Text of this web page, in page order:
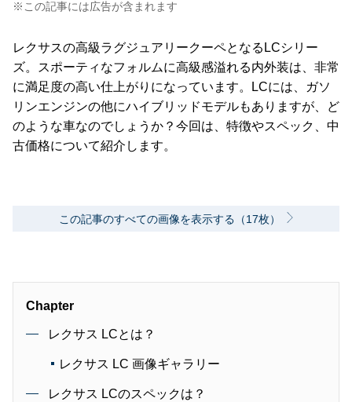
※この記事には広告が含まれます
レクサスの高級ラグジュアリークーペとなるLCシリー
ズ。スポーティなフォルムに高級感溢れる内外装は、非常
に満足度の高い仕上がりになっています。LCには、ガソ
リンエンジンの他にハイブリッドモデルもありますが、ど
のような車なのでしょうか？今回は、特徴やスペック、中
古価格について紹介します。
この記事のすべての画像を表示する（17枚）
Chapter
レクサス LCとは？
レクサス LC 画像ギャラリー
レクサス LCのスペックは？